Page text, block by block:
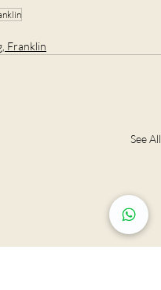
Franklin
See All